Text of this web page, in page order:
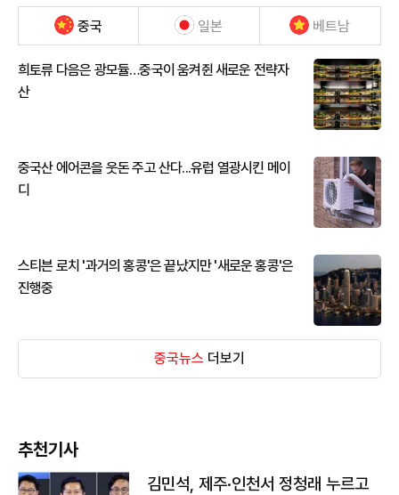
중국 일본 베트남
희토류 다음은 광모듈…중국이 움켜쥔 새로운 전략자
산
중국산 에어콘을 웃돈 주고 산다...유럽 열광시킨 메이
디
스티븐 로치 '과거의 홍콩'은 끝났지만 '새로운 홍콩'은
진행중
중국뉴스 더보기
추천기사
김민석, 제주·인천서 정청래 누르고